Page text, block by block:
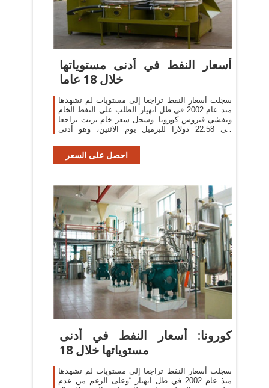
أسعار النفط في أدنى مستوياتها
خلال 18 عاما
سجلت أسعار النفط تراجعا إلى مستويات لم تشهدها
منذ عام 2002 في ظل انهيار الطلب على النفط الخام
وتفشي فيروس كورونا. وسجل سعر خام برنت تراجعا
إلى 22.58 دولارا للبرميل يوم الاثنين، وهو أدنى
احصل على السعر
كورونا: أسعار النفط في أدنى
مستوياتها خلال 18
سجلت أسعار النفط تراجعا إلى مستويات لم تشهدها
منذ عام 2002 في ظل انهيار “وعلى الرغم من عدم